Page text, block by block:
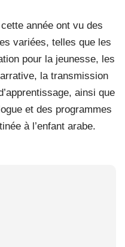
année ont vu des
variées, telles que les
pour la jeunesse, les
la transmission
ainsi que
et des programmes
à l’enfant arabe.